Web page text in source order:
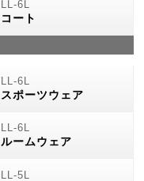
コート
スポーツウェア
ルームウェア